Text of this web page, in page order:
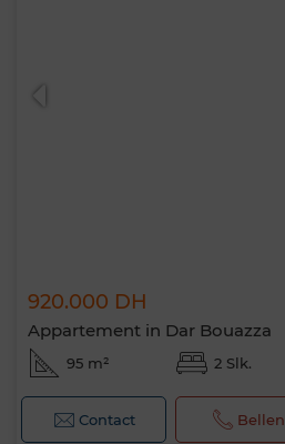
920.000 DH
Appartement in Dar Bouazza
95 m² 2 Slk.
Contact Bellen